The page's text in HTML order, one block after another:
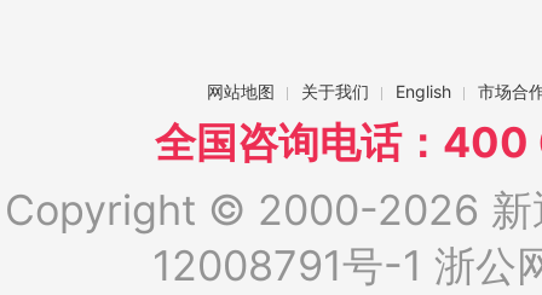
网站地图 关于我们 English 市场合
全国咨询电话：
Copyright © 2000-2026 新
12008791号-1 浙公